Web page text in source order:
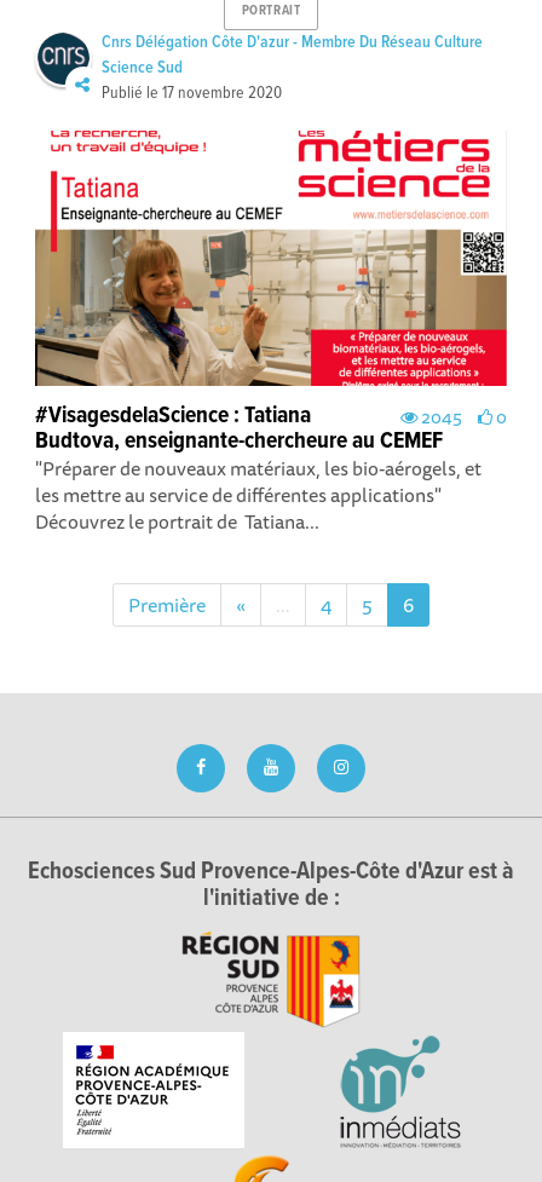
PORTRAIT
Cnrs Délégation Côte D'azur - Membre Du Réseau Culture
Science Sud
Publié le 17 novembre 2020
2045 0
#VisagesdelaScience : Tatiana
Budtova, enseignante-chercheure au CEMEF
"Préparer de nouveaux matériaux, les bio-aérogels, et
les mettre au service de différentes applications"
Découvrez le portrait de Tatiana...
Première « … 4 5 6
Echosciences Sud Provence-Alpes-Côte d'Azur est à
l'initiative de :